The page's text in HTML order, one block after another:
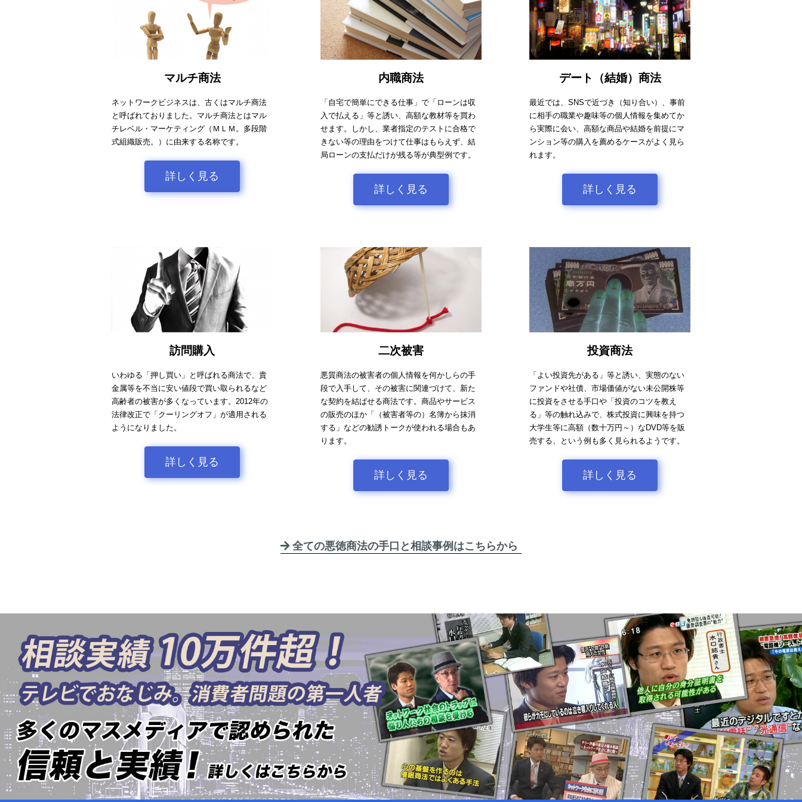
マルチ商法
ネットワークビジネスは、古くはマルチ商法
と呼ばれておりました。マルチ商法とはマル
チレベル・マーケティング（ＭＬＭ。多段階
式組織販売。）に由来する名称です。
詳しく見る
内職商法
「自宅で簡単にできる仕事」で「ローンは収
入で払える」等と誘い、高額な教材等を買わ
せます。しかし、業者指定のテストに合格で
きない等の理由をつけて仕事はもらえず、結
局ローンの支払だけが残る等が典型例です。
詳しく見る
デート（結婚）商法
最近では、SNSで近づき（知り合い）、事前
に相手の職業や趣味等の個人情報を集めてか
ら実際に会い、高額な商品や結婚を前提にマ
ンション等の購入を薦めるケースがよく見ら
れます。
詳しく見る
訪問購入
いわゆる「押し買い」と呼ばれる商法で、貴
金属等を不当に安い値段で買い取られるなど
高齢者の被害が多くなっています。2012年の
法律改正で「クーリングオフ」が適用される
ようになりました。
詳しく見る
二次被害
悪質商法の被害者の個人情報を何かしらの手
段で入手して、その被害に関連づけて、新た
な契約を結ばせる商法です。商品やサービス
の販売のほか「（被害者等の）名簿から抹消
する」などの勧誘トークが使われる場合もあ
ります。
詳しく見る
投資商法
「よい投資先がある」等と誘い、実態のない
ファンドや社債、市場価値がない未公開株等
に投資をさせる手口や「投資のコツを教え
る」等の触れ込みで、株式投資に興味を持つ
大学生等に高額（数十万円～）なDVD等を販
売する、という例も多く見られるようです。
詳しく見る
全ての悪徳商法の手口と相談事例はこちらから